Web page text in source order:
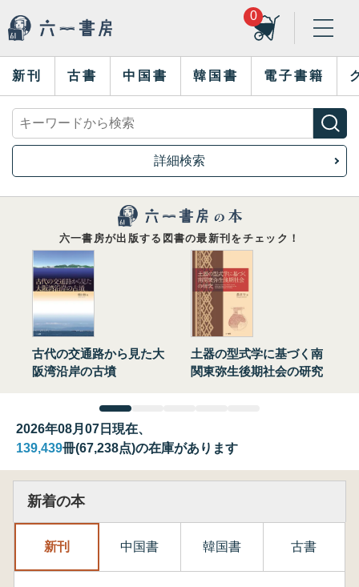
0
新刊 古書 中国書 韓国書 電子書籍
詳細検索
六一書房が出版する図書の最新刊をチェック！
古代の交通路から見た大
阪湾沿岸の古墳
土器の型式学に基づく南
関東弥生後期社会の研究
2026年08月07日現在、
139,439冊(67,238点)の在庫があります
新着の本
新刊 中国書 韓国書 古書